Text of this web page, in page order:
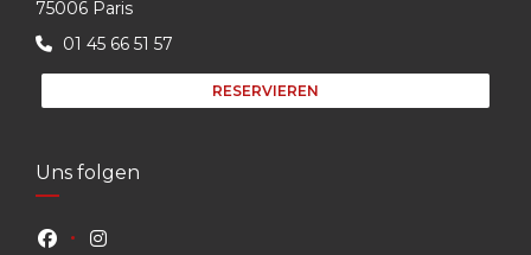
75006 Paris((öffnet ein neues Fenster))
01 45 66 51 57
RESERVIEREN
Uns folgen
Facebook ((öffnet ein neues Fenster))
Instagram ((öffnet ein neues Fenster))